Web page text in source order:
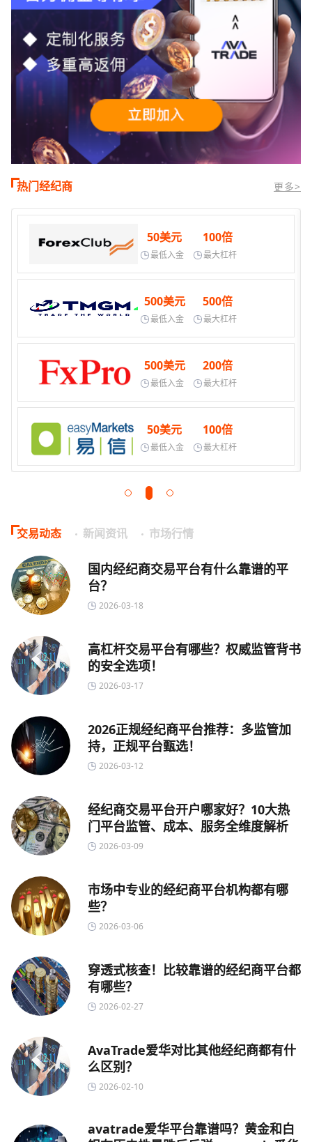
热门经纪商 更多>
50美元
最低入金
100倍
最大杠杆
500美元
最低入金
500倍
最大杠杆
500美元
最低入金
200倍
最大杠杆
50美元
最低入金
100倍
最大杠杆
交易动态 新闻资讯 市场行情
国内经纪商交易平台有什么靠谱的平
台？
2026-03-18
高杠杆交易平台有哪些？权威监管背书
的安全选项！
2026-03-17
2026正规经纪商平台推荐：多监管加
持，正规平台甄选！
2026-03-12
经纪商交易平台开户哪家好？10大热
门平台监管、成本、服务全维度解析
2026-03-09
市场中专业的经纪商平台机构都有哪
些？
2026-03-06
穿透式核查！比较靠谱的经纪商平台都
有哪些？
2026-02-27
AvaTrade爱华对比其他经纪商都有什
么区别？
2026-02-10
avatrade爱华平台靠谱吗？黄金和白